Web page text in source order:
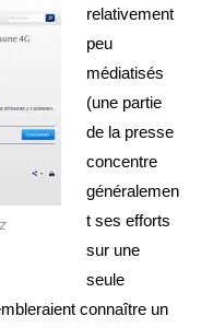
relativement
peu
médiatisés
(une partie
de la presse
concentre
généralemen
t ses efforts
sur une
seule
connaître un